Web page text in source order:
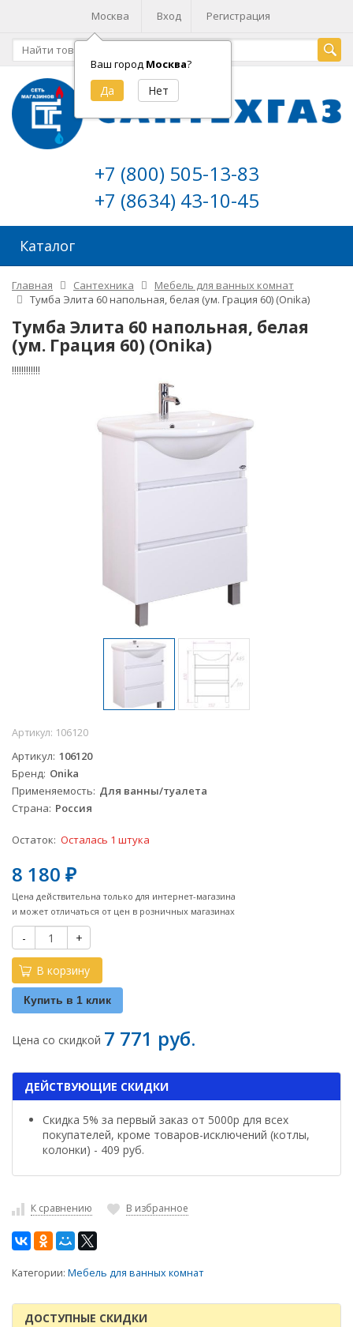
Москва
Ваш город Москва?
Вход Регистрация
+7 (800) 505-13-83
+7 (8634) 43-10-45
Каталог
Главная Сантехника
Мебель для ванных комнат
Тумба Элита 60 напольная, белая (ум. Грация 60) (Onika)
Тумба Элита 60 напольная, белая
(ум. Грация 60) (Onika)
!!!!!!!!!!!!
Артикул: 106120
Артикул 106120
Бренд Onika
Применяемость Для ванны/туалета
Страна Россия
Остаток: Осталась 1 штука
8 180 ₽
Цена действительна только для интернет-магазина
и может отличаться от цен в розничных магазинах
- +
В корзину
Купить в 1 клик
Цена со скидкой 7 771 руб.
ДЕЙСТВУЮЩИЕ СКИДКИ
Скидка 5% за первый заказ от 5000р для всех
покупателей, кроме товаров-исключений (котлы,
колонки) - 409 руб.
К сравнению В избранное
Категории: Мебель для ванных комнат
ДОСТУПНЫЕ СКИДКИ